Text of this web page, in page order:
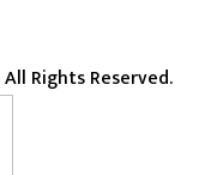
Rights Reserved.